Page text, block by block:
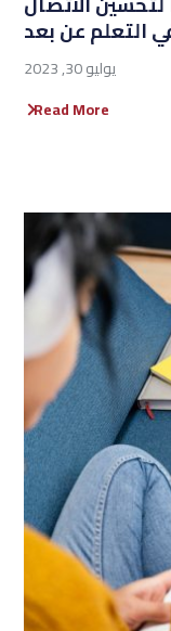
التعلم عن بعد
يوليو 30, 2023
Read More